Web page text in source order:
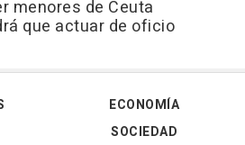
menores de Ceuta
que actuar de oficio
ECONOMÍA
SOCIEDAD